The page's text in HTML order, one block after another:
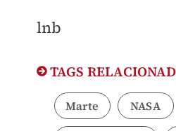
lnb
TAGS
Marte NASA